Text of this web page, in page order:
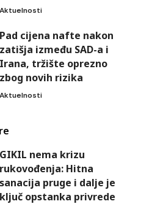
Aktuelnosti
Pad cijena nafte nakon
zatišja između SAD-a i
Irana, tržište oprezno
zbog novih rizika
Aktuelnosti
GIKIL nema krizu
rukovođenja: Hitna
sanacija pruge i dalje je
ključ opstanka privrede